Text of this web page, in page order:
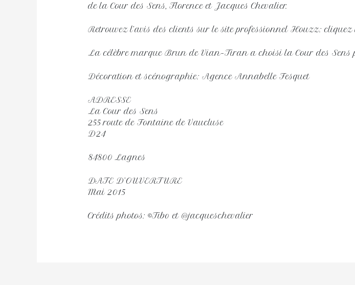
de la Cour des Sens, Florence et Jacques Chevalier.
Retrouvez l’avis des clients sur le site professionnel Houzz:
La célèbre marque Brun de Vian-Tiran a choisi la Cour des Sens
Décoration et scénographie: Agence Annabelle Fesquet
ADRESSE
La Cour des Sens
255 route de Fontaine de Vaucluse
D24
84800 Lagnes
DATE D’OUVERTURE
Mai 2015
Crédits photos: ©Tibo et @jacqueschevalier